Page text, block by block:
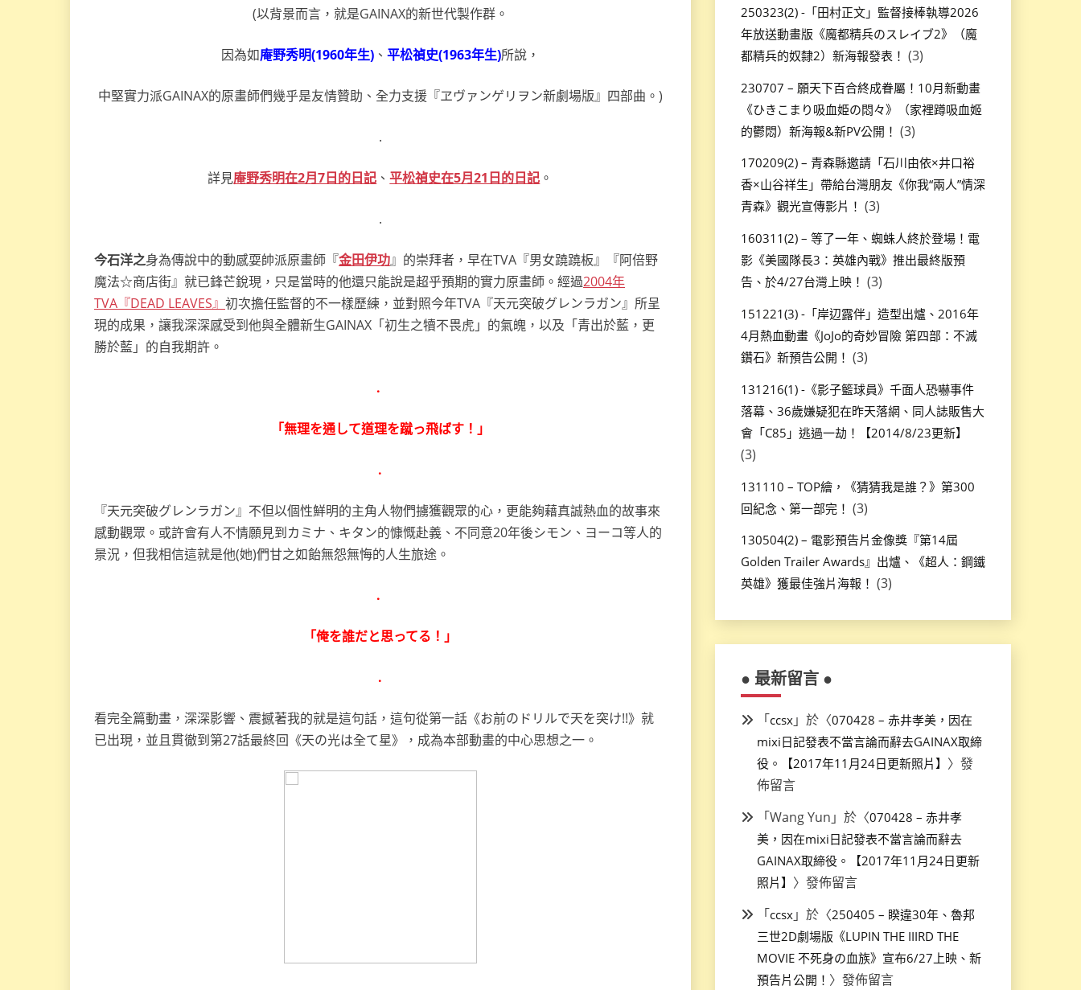
(以背景而言，就是GAINAX的新世代製作群。
因為如庵野秀明(1960年生)、 平松禎史(1963年生)所說，
中堅實力派GAINAX的原畫師們幾乎是友情贊助、全力支援『ヱヴァンゲリヲン新劇場版』四部曲。)
.
詳見庵野秀明在2月7日的日記 、平松禎史在5月21日的日記 。
.
今石洋之身為傳說中的動感耍帥派原畫師『金田伊功』的崇拜者，早在TVA『男女蹺蹺板』『阿倍野
魔法☆商店街』就已鋒芒銳現，只是當時的他還只能說是超乎預期的實力原畫師。經過2004年
TVA『DEAD LEAVES』 初次擔任監督的不一樣歷練，並對照今年TVA『天元突破グレンラガン』所呈
現的成果，讓我深深感受到他與全體新生GAINAX「初生之犢不畏虎」的氣魄，以及「青出於藍，更
勝於藍」的自我期許。
.
「無理を通して道理を蹴っ飛ばす！」
.
『天元突破グレンラガン』不但以個性鮮明的主角人物們擄獲觀眾的心，更能夠藉真誠熱血的故事來
感動觀眾。或許會有人不情願見到カミナ、キタン的慷慨赴義、不同意20年後シモン、ヨーコ等人的
景況，但我相信這就是他(她)們甘之如飴無怨無悔的人生旅途。
.
「俺を誰だと思ってる！」
.
看完全篇動畫，深深影響、震撼著我的就是這句話，這句從第一話《お前のドリルで天を突け!!》就
已出現，並且貫徹到第27話最終回《天の光は全て星》，成為本部動畫的中心思想之一。
250323(2) -「田村正文」監督接棒執導2026
年放送動畫版《魔都精兵のスレイブ2》（魔
都精兵的奴隸2）新海報發表！ (3)
230707 – 願天下百合終成眷屬！10月新動畫
《ひきこまり吸血姫の悶々》（家裡蹲吸血姬
的鬱悶）新海報&新PV公開！ (3)
170209(2) – 青森縣邀請「石川由依×井口裕
香×山谷祥生」帶給台灣朋友《你我“兩人”情深
青森》觀光宣傳影片！ (3)
160311(2) – 等了一年、蜘蛛人終於登場！電
影《美國隊長3：英雄內戰》推出最終版預
告、於4/27台灣上映！ (3)
151221(3) -「岸辺露伴」造型出爐、2016年
4月熱血動畫《JoJo的奇妙冒險 第四部：不滅
鑽石》新預告公開！ (3)
131216(1) -《影子籃球員》千面人恐嚇事件
落幕、36歲嫌疑犯在昨天落網、同人誌販售大
會「C85」逃過一劫！【2014/8/23更新】
(3)
131110 – TOP繪，《猜猜我是誰？》第300
回紀念、第一部完！ (3)
130504(2) – 電影預告片金像獎『第14屆
Golden Trailer Awards』出爐、《超人：鋼鐵
英雄》獲最佳強片海報！ (3)
● 最新留言 ●
「ccsx」於〈070428 – 赤井孝美，因在
mixi日記發表不當言論而辭去GAINAX取締
役。【2017年11月24日更新照片】 〉發
佈留言
「Wang Yun 」於〈070428 – 赤井孝
美，因在mixi日記發表不當言論而辭去
GAINAX取締役。【2017年11月24日更新
照片】 〉發佈留言
「ccsx」於〈250405 – 睽違30年、魯邦
三世2D劇場版《LUPIN THE IIIRD THE
MOVIE 不死身の血族》宣布6/27上映、新
預告片公開！ 〉發佈留言